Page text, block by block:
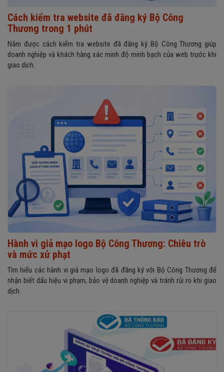
Cách kiểm tra website đã đăng ký Bộ Công
Thương trong 1 phút
Nắm được cách kiểm tra website đã đăng ký Bộ Công Thương giúp
doanh nghiệp và khách hàng xác minh độ minh bạch của web trước khi
giao dịch.
Hành vi giả mạo logo Bộ Công Thương: Chiêu trò
và mức xử phạt
Tìm hiểu các hành vi giả mạo logo đã đăng ký với Bộ Công Thương để
nhận biết dấu hiệu vi phạm, bảo vệ doanh nghiệp và tránh rủi ro khi giao
dịch.